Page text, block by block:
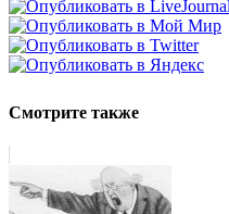
Смотрите также